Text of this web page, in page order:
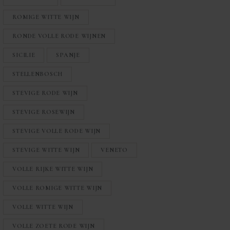
ROMIGE WITTE WIJN
RONDE VOLLE RODE WIJNEN
SICILIE SPANJE
STELLENBOSCH
STEVIGE RODE WIJN
STEVIGE ROSEWIJN
STEVIGE VOLLE RODE WIJN
STEVIGE WITTE WIJN VENETO
VOLLE RIJKE WITTE WIJN
VOLLE ROMIGE WITTE WIJN
VOLLE WITTE WIJN
VOLLE ZOETE RODE WIJN